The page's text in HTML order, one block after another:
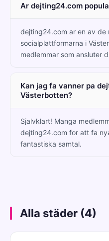
Ar dejting24.com
dejting24.com ar en av
socialplattformarna i
medlemmar som ansluter
Kan jag fa vanner pa
Västerbotten?
Sjalvklart! Manga
dejting24.com for att fa
fantastiska samtal.
Alla städer (4)